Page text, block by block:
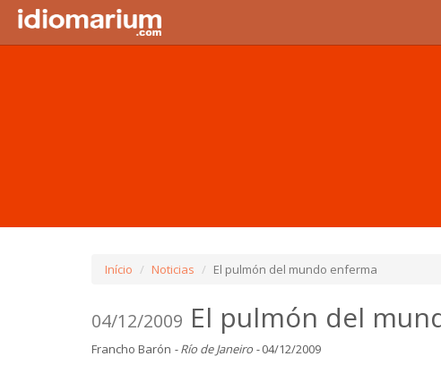
Início Noticias El pulmón del mundo enferma
04/12/2009 El pulmón del
Francho Barón - Río de Janeiro -04/12/2009